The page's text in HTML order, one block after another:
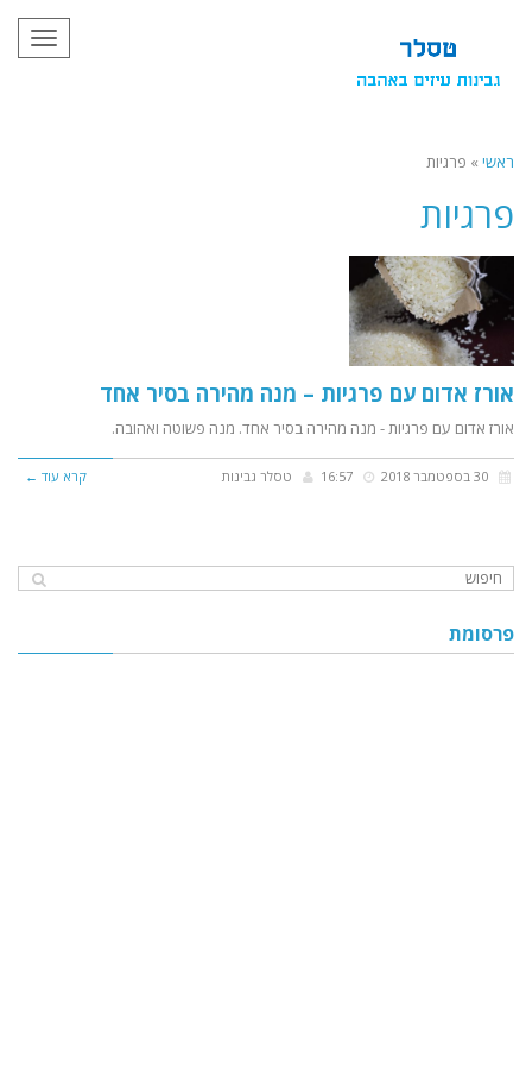
תפריט
ראשי » פרגיות
פרגיות
אורז אדום עם פרגיות – מנה מהירה בסיר אחד
אורז אדום עם פרגיות - מנה מהירה בסיר אחד. מנה פשוטה ואהובה.
טסלר גבינות קרא עוד ←
פרסומת